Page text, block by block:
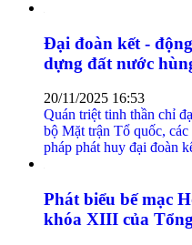
Đại đoàn kết -
dựng đất nước
20/11/2025 16:53
Quán triệt tinh thần chỉ
bộ Mặt trận Tổ quốc,
pháp phát huy đại đoàn
Phát biểu bế mạc
khóa XIII của